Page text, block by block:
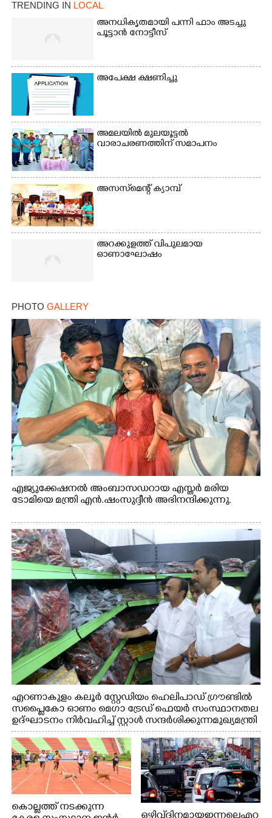
TRENDING IN LOCAL
അനധികൃതമായി പന്നി ഫാം അടച്ചു
പൂട്ടാൻ നോട്ടീസ്
അപേക്ഷ ക്ഷണിച്ചു
അമലയിൽ മുലയൂട്ടൽ
വാരാചരണത്തിന് സമാപനം
അസസ്‌മെന്റ് ക്യാമ്പ്
അറക്കുളത്ത് വിപുലമായ
ഓണാഘോഷം
PHOTO GALLERY
എജ്യുക്കേഷനൽ അംബാസഡറായ എസ്തർ മരിയ
ടോമിയെ മന്ത്രി എൻ.ഷംസുദ്ദീൻ അഭിനന്ദിക്കുന്നു.
എറണാകുളം കലൂർ സ്റ്റേഡിയം ഹെലിപാഡ് ഗ്രൗണ്ടിൽ
സപ്ളൈകോ ഓണം മെഗാ ട്രേഡ് ഫെയർ സംസ്ഥാനതല
ഉദ്ഘാടനം നിർവഹിച്ച് സ്റ്റാൾ സന്ദർശിക്കുന്ന മുഖ്യമന്ത്രി
വി.ഡി. സതീശൻ. മന്ത്രി അനൂപ് ജേക്കബ് സമീപം
കൊല്ലത്ത് നടക്കുന്ന
Copy Link